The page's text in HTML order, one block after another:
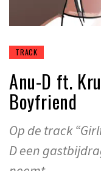
TRACK
Anu-D ft.
Boyfriend
Op de track
D een